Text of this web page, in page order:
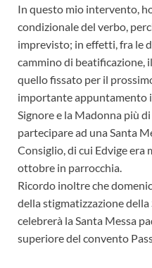
In questo mio intervento,
condizionale del verbo,
imprevisto; in effetti, fra le
cammino di beatificazione,
quello fissato per il
importante appuntamento
Signore e la Madonna più
partecipare ad una Santa
Consiglio, di cui Edvige era
ottobre in parrocchia.
Ricordo inoltre che
della stigmatizzazione della
celebrerà la Santa Messa
superiore del convento